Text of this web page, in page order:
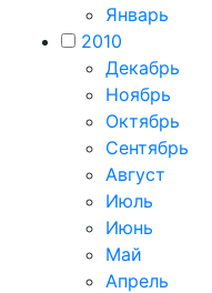
Январь
2010
Декабрь
Ноябрь
Октябрь
Сентябрь
Август
Июль
Июнь
Май
Апрель